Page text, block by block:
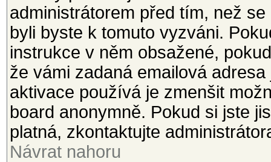
administrátorem před tím, než
byli byste k tomuto vyzváni.
instrukce v něm obsažené,
že vámi zadaná emailová
aktivace používá je zmenšit
board anonymně. Pokud si jste
platná, zkontaktujte
Návrat nahoru